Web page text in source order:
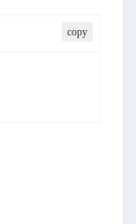
сopy